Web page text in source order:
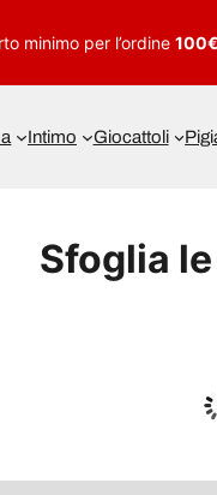
minimo per l’ordine 100€
Intimo Giocattoli
Sfoglia